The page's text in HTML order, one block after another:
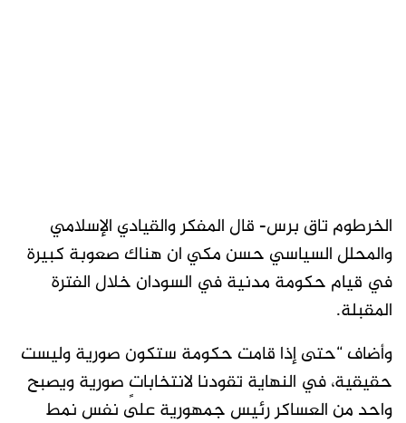
الخرطوم تاق برس- قال المفكر والقيادي الإسلامي
والمحلل السياسي حسن مكي ان هناك صعوبة كبيرة
في قيام حكومة مدنية في السودان خلال الفترة
المقبلة.
وأضاف “حتى إذا قامت حكومة ستكون صورية وليست
حقيقية، في النهاية تقودنا لانتخاباتٍ صورية ويصبح
واحد من العساكر رئيس جمهورية على نفس نمط